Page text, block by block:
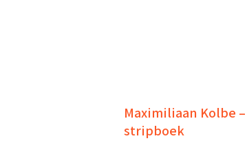
Maximiliaan Kolbe –
stripboek